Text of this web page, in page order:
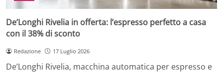
De’Longhi Rivelia in offerta: l’espresso perfetto a casa
con il 38% di sconto
Redazione 17 Luglio 2026
De’Longhi Rivelia, macchina automatica per espresso e